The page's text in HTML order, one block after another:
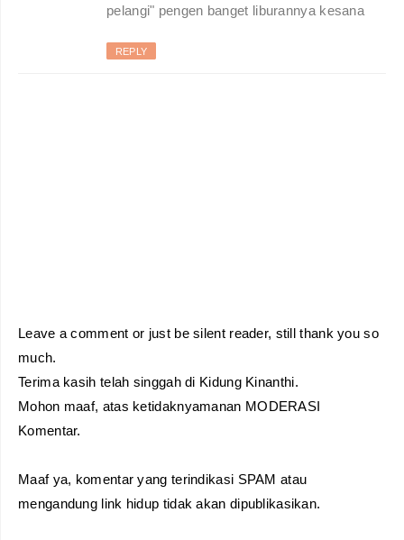
pelangi" pengen banget liburannya kesana
REPLY
Leave a comment or just be silent reader, still thank you so
much.
Terima kasih telah singgah di Kidung Kinanthi.
Mohon maaf, atas ketidaknyamanan MODERASI
Komentar.
Maaf ya, komentar yang terindikasi SPAM atau
mengandung link hidup tidak akan dipublikasikan.